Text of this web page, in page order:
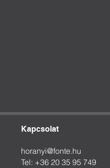
Kapcsolat
horanyi@fonte.hu
Tel: +36 20 35 95 749